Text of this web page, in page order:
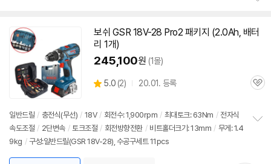
펼
보쉬 GSR 18V-28 Pro2 패키지 (2.0Ah, 배터
리 1개)
245,100원 (1몰)
별
5.0 (상
뷰
2) 20.01. 등록
관
일반드릴 / 충전식(무선) / 18V / 회전수: 1,900rpm / 최대토크: 63Nm / 전자식
속도조절 / 2단변속 / 토크조절 / 회전방향전환 / 비트홀더크기: 13mm / 무게: 1.4
9kg / 구성:일반드릴(GSR 18V-28), 수공구세트 11pcs